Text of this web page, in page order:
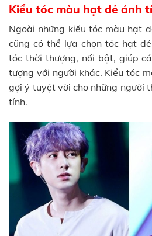
Kiểu tóc màu hạt dẻ ánh
Ngoài những kiểu tóc màu hạt
cũng có thể lựa chọn tóc hạt
tóc thời thượng, nổi bật, giúp
tượng với người khác. Kiểu tóc
gợi ý tuyệt vời cho những người
tính.